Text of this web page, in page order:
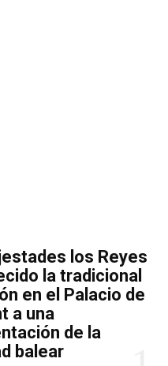
los Reyes
la tradicional
en el Palacio de
a una
de la
balear